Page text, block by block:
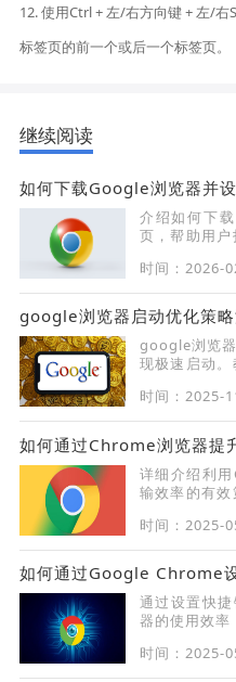
12. 使用Ctrl + 左/右方向键 + 左/
标签页的前一个或后一个标签页。
继续阅读
如何下载Google浏览器并
介绍如何下
页，帮助用
时间：2026-
google浏览器启动优化策
google浏览
现极速启动
时间：2025-
如何通过Chrome浏览器提
详细介绍利
输效率的有
时间：2025-
如何通过Google Chrome
通过设置快
器的使用效率
时间：2025-